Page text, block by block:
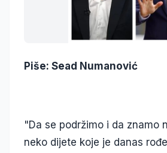
Piše: Sead Numanović
"Da se podržimo i da znamo
neko dijete koje je danas